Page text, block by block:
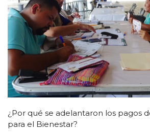
¿Por qué se adelantaron los pagos
para el Bienestar?